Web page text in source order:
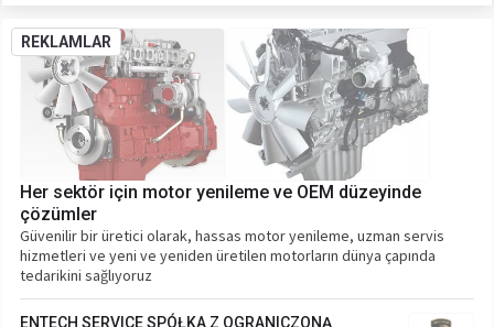
REKLAMLAR
Her sektör için motor yenileme ve OEM düzeyinde
çözümler
Güvenilir bir üretici olarak, hassas motor yenileme, uzman servis
hizmetleri ve yeni ve yeniden üretilen motorların dünya çapında
tedarikini sağlıyoruz
ENTECH SERVICE SPÓŁKA Z OGRANICZONĄ